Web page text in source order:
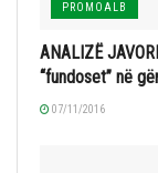
PROMOALB
ANALIZË
“fundoset” në
07/11/2016